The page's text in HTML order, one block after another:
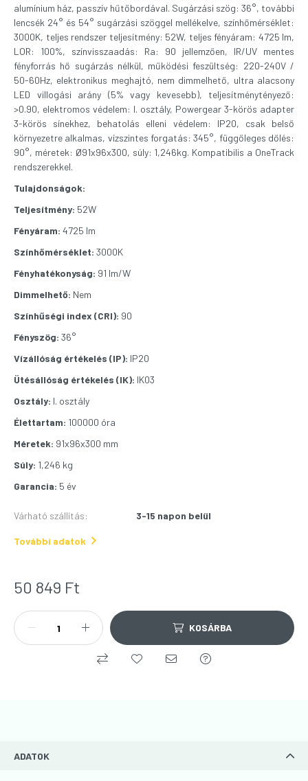
alumínium ház, passzív hűtőbordával. Sugárzási szög: 36°, további
lencsék 24° és 54° sugárzási szöggel mellékelve, színhőmérséklet:
3000K, teljes rendszer teljesítmény: 52W, teljes fényáram: 4725 lm,
LOR: 100%, színvisszaadás: Ra: 90 jellemzően, IR/UV mentes
fényforrás hő sugárzás nélkül, működési feszültség: 220-240V /
50-60Hz, elektronikus meghajtó, nem dimmelhető, ultra alacsony
LED villogási arány (5% vagy kevesebb), teljesítménytényező:
>0.90, elektromos védelem: I. osztály, Powergear 3-körös adapter
3-körös sínekhez, behatolás elleni védelem: IP20, csak belső
környezetre alkalmas, vízszintes forgatás: 345°, függőleges dőlés:
90°, méretek: Ø91x96x300, súly: 1,246kg. Kompatibilis a OneTrack
rendszerekkel.
Tulajdonságok:
Teljesítmény: 52W
Fényáram: 4725 lm
Színhőmérséklet: 3000K
Fényhatékonyság: 91 lm/W
Dimmelhető: Nem
Színhűségi index (CRI): 90
Fényszög: 36°
Vízállóság értékelés (IP): IP20
Ütésállóság értékelés (IK): IK03
Osztály: I. osztály
Élettartam: 100000 óra
Méretek: 91x96x300 mm
Súly: 1,246 kg
Garancia: 5 év
Várható szállítás: 3-15 napon belül
További adatok
50 849 Ft
KOSÁRBA
ADATOK